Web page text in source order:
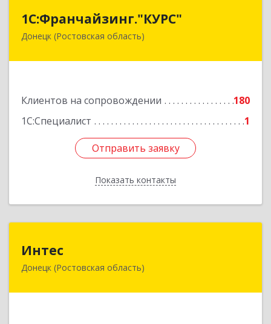
1С:Франчайзинг."КУРС"
Донецк (Ростовская область)
Клиентов на сопровождении
180
1С:Специалист
1
Отправить заявку
Показать контакты
1С:Франчайзинг."КУРС"
346330, Ростовская обл, Донецк г, Благодатный
Отправить заявку
Назад
Интес
Донецк (Ростовская область)
346330, Ростовская обл, Донецк г, 60-й кв-л,